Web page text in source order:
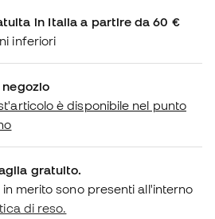
in Italia a partire da 60 €
inferiori
è disponibile nel punto
gratuito.
merito sono presenti all'interno
di reso.